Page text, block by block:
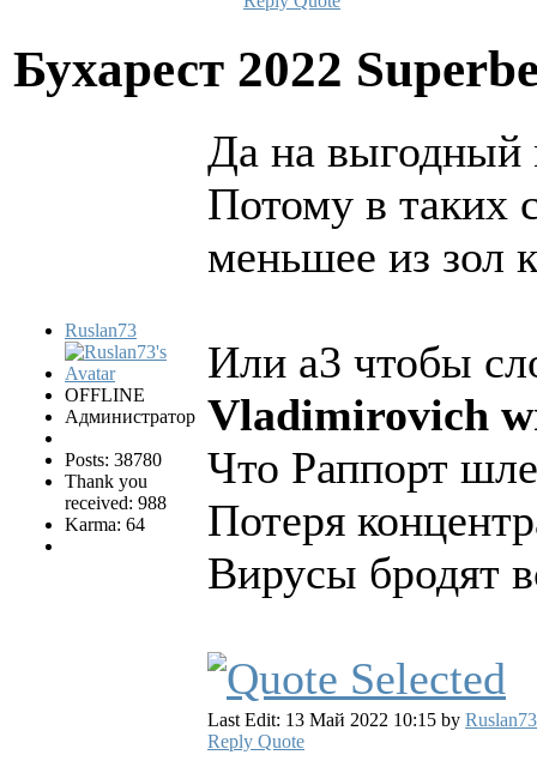
Бухарест 2022
Ruslan73
OFFLINE
Администратор
Posts: 38780
Thank you
received: 988
Karma: 64
Да на выгодный
Потому в таких
меньшее из зол
Или а3 чтобы
Vladimirovich
Что Раппорт
Потеря
Вирусы бродят
Last Edit: 13 Май 2022 10:15 by Ruslan73
Reply Quote